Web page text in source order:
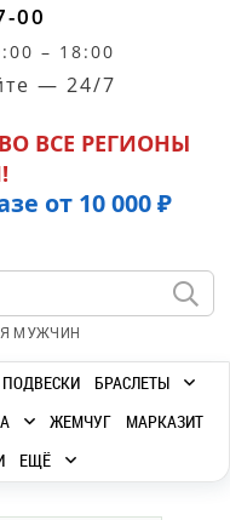
00
– 18:00
— 24/7
ВСЕ РЕГИОНЫ
от 10 000 ₽
МУЖЧИН
ПОДВЕСКИ
БРАСЛЕТЫ
ЖЕМЧУГ
МАРКАЗИТ
ЕЩЁ